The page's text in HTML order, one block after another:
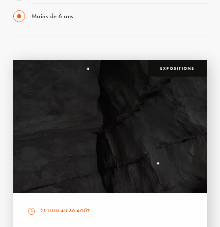
Moins de 6 ans
EXPOSITIONS
25 JUIN AU 30 AOÛT